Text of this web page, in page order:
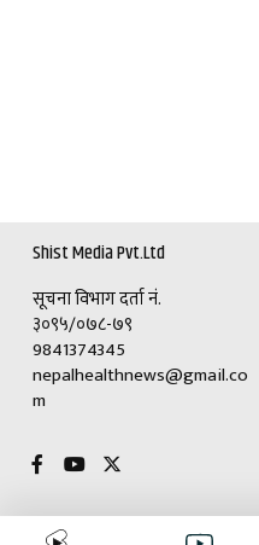
Shist Media Pvt.Ltd
सूचना विभाग दर्ता नं.
३०९५/०७८-७९
9841374345
nepalhealthnews@gmail.co
m
विशेष